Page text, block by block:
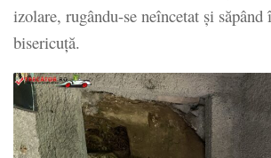
izolare, rugându-se neîncetat și
bisericuță.